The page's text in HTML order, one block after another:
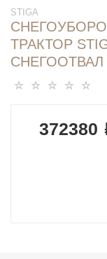
STIGA
ТРАКТОР
СНЕГООТВАЛ
372380